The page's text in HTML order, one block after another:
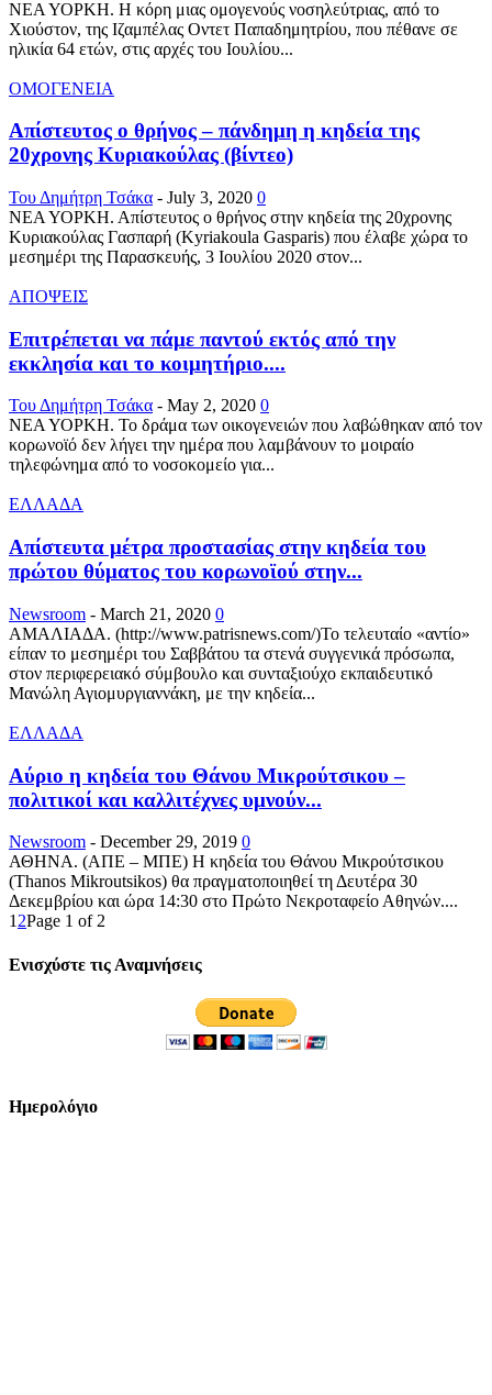
ΝΕΑ ΥΟΡΚΗ. Η κόρη μιας ομογενούς νοσηλεύτριας, από το
Χιούστον, της Ιζαμπέλας Οντετ Παπαδημητρίου, που πέθανε σε
ηλικία 64 ετών, στις αρχές του Ιουλίου...
ΟΜΟΓΕΝΕΙΑ
Απίστευτος ο θρήνος – πάνδημη η κηδεία της
20χρονης Κυριακούλας (βίντεο)
Του Δημήτρη Τσάκα - July 3, 2020 0
ΝΕΑ ΥΟΡΚΗ. Απίστευτος ο θρήνος στην κηδεία της 20χρονης
Κυριακούλας Γασπαρή (Kyriakoula Gasparis) που έλαβε χώρα το
μεσημέρι της Παρασκευής, 3 Ιουλίου 2020 στον...
ΑΠΟΨΕΙΣ
Επιτρέπεται να πάμε παντού εκτός από την
εκκλησία και το κοιμητήριο....
Του Δημήτρη Τσάκα - May 2, 2020 0
ΝΕΑ ΥΟΡΚΗ. Το δράμα των οικογενειών που λαβώθηκαν από τον
κορωνοϊό δεν λήγει την ημέρα που λαμβάνουν το μοιραίο
τηλεφώνημα από το νοσοκομείο για...
ΕΛΛΑΔΑ
Απίστευτα μέτρα προστασίας στην κηδεία του
πρώτου θύματος του κορωνοϊού στην...
Newsroom - March 21, 2020 0
ΑΜΑΛΙΑΔΑ. (http://www.patrisnews.com/)Το τελευταίο «αντίο»
είπαν το μεσημέρι του Σαββάτου τα στενά συγγενικά πρόσωπα,
στον περιφερειακό σύμβουλο και συνταξιούχο εκπαιδευτικό
Μανώλη Αγιομυργιαννάκη, με την κηδεία...
ΕΛΛΑΔΑ
Αύριο η κηδεία του Θάνου Μικρούτσικου –
πολιτικοί και καλλιτέχνες υμνούν...
Newsroom - December 29, 2019 0
ΑΘΗΝΑ. (ΑΠΕ – ΜΠΕ) Η κηδεία του Θάνου Μικρούτσικου
(Thanos Mikroutsikos) θα πραγματοποιηθεί τη Δευτέρα 30
Δεκεμβρίου και ώρα 14:30 στο Πρώτο Νεκροταφείο Αθηνών....
1 2Page 1 of 2
Ενισχύστε τις Αναμνήσεις
Ημερολόγιο